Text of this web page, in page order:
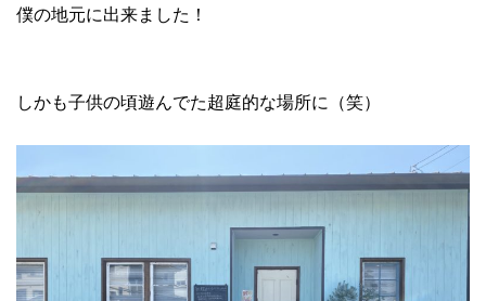
僕の地元に出来ました！
しかも子供の頃遊んでた超庭的な場所に（笑）